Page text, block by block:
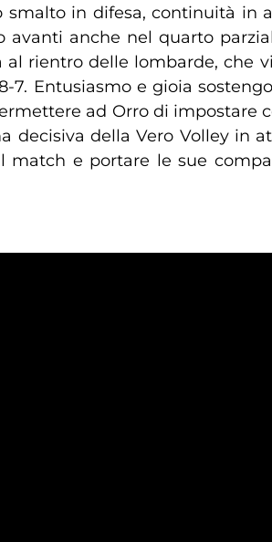
in difesa, continuità in
anche nel quarto
rientro delle lombarde, che
Entusiasmo e gioia
ad Orro di impostare
decisiva della Vero Volley in
match e portare le sue